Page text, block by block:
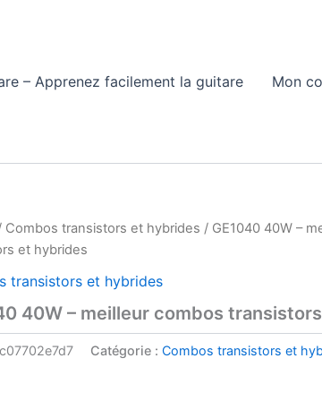
– Apprenez facilement la guitare Mon
Combos transistors et hybrides / GE1040 40W –
et hybrides
transistors et hybrides
40W – meilleur combos
Catégorie : Combos transistors et